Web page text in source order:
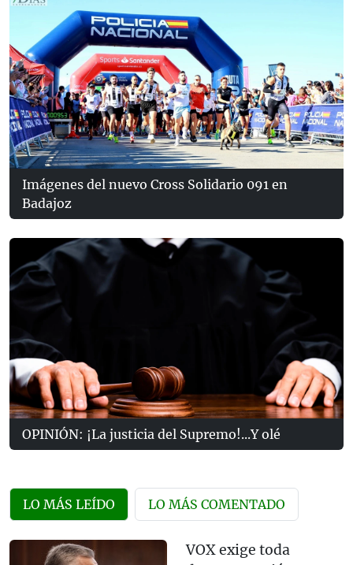
Imágenes del nuevo Cross Solidario 091 en
Badajoz
OPINIÓN: ¡La justicia del Supremo!...Y olé
LO MÁS LEÍDO LO MÁS COMENTADO
VOX exige toda